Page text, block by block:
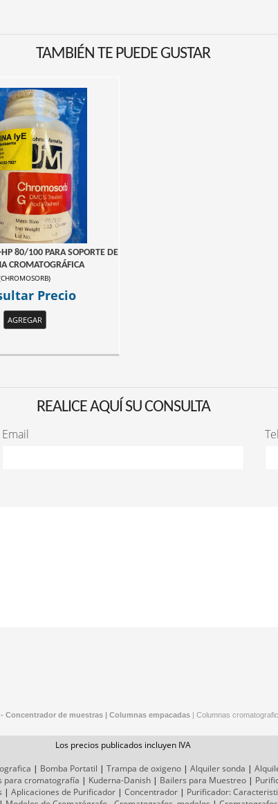
TAMBIÉN TE PUEDE GUSTAR
80/100 PARA SOPORTE DE
CROMATOGRÁFICA
CHROMOSORB)
Precio
AGREGAR
REALICE AQUÍ SU CONSULTA
Email
Concentrador de muestras | Columnas empacadas Columnas
Los precios publicados incluyen IVA
| Bomba Portatil | Trampa de oxigeno| Alquiler sonda |
para cromatografía | Kuderna-Danish | Bailers para Muestreo |
| Aplicaciones de Purificador | Concentrador | Purificador: